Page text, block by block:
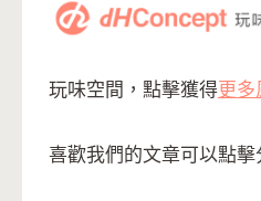
玩味空間，點擊獲得更多
喜歡我們的文章可以點擊